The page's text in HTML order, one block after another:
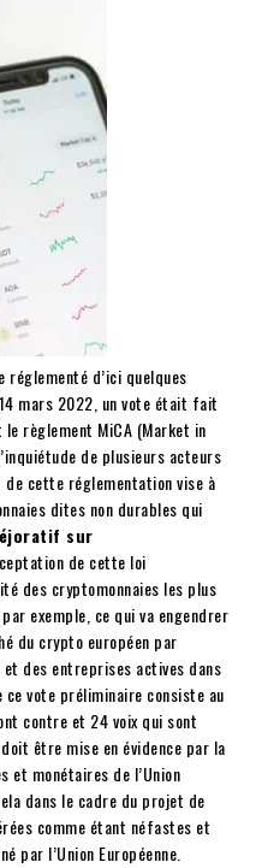
réglementé d’ici quelques
14 mars 2022, un vote était fait
règlement MiCA (Market in
de plusieurs acteurs
cette réglementation vise à
dites non durables qui
sur
de cette loi
des cryptomonnaies les plus
exemple, ce qui va engendrer
du crypto européen par
des entreprises actives dans
vote préliminaire consiste au
contre et 24 voix qui sont
être mise en évidence par la
et monétaires de l’Union
dans le cadre du projet de
comme étant néfastes et
par l’Union Européenne.